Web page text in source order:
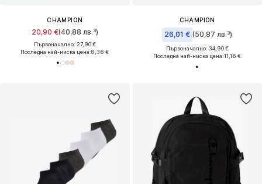
CHAMPION
20,90 €(40,88 лв.³)
Първоначално: 27,90 €
Последна най-ниска цена:8,36 €
CHAMPION
26,01 € (50,87 лв.³)
Първоначално: 34,90 €
Последна най-ниска цена:11,16 €